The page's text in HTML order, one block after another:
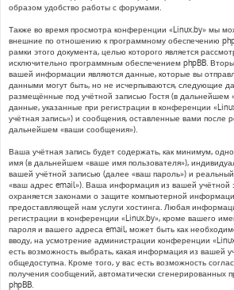
образом удобство работы с форумами.
Также во время просмотра конференции «Linux.by» мы
внешние по отношению к программному обеспечению
рамки этого документа, целью которого является
исключительно программным обеспечением phpBB.
вашей информации являются данные, которые вы
данными могут быть, но не исчерпываются, следующие
размещённые под учётной записью Гостя (в дальнейшем
данные, указанные при регистрации в конференции
учётная запись») и сообщения, оставленные вами после
дальнейшем «ваши сообщения»).
Ваша учётная запись будет содержать, как минимум,
имя (в дальнейшем «ваше имя пользователя»),
вашей учётной записью (далее «ваш пароль») и
«ваш адрес email»). Ваша информация из вашей учётной
охраняется законами о защите компьютерной
предоставляющей нам услуги хостинга. Любая
регистрации в конференции «Linux.by», кроме вашего
пароля и вашего адреса email, может быть как
вводу, на усмотрение администрации конференции
есть возможность выбрать, какая информация из вашей
общедоступна. Кроме того, у вас есть возможность
получения сообщений, автоматически сгенерированных
phpBB.